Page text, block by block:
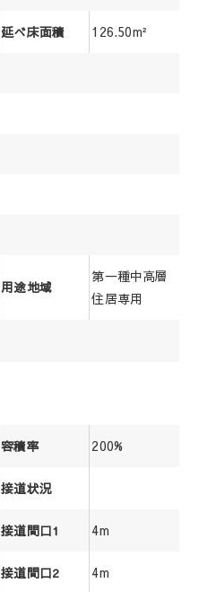
延べ床面積 126.50m²
用途地域
第一種中高層
住居専用
容積率 200%
接道状況
接道間口1 4m
接道間口2 4m